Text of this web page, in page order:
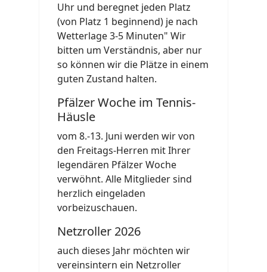
Uhr und beregnet jeden Platz
(von Platz 1 beginnend) je nach
Wetterlage 3-5 Minuten" Wir
bitten um Verständnis, aber nur
so können wir die Plätze in einem
guten Zustand halten.
Pfälzer Woche im Tennis-
Häusle
vom 8.-13. Juni werden wir von
den Freitags-Herren mit Ihrer
legendären Pfälzer Woche
verwöhnt. Alle Mitglieder sind
herzlich eingeladen
vorbeizuschauen.
Netzroller 2026
auch dieses Jahr möchten wir
vereinsintern ein Netzroller